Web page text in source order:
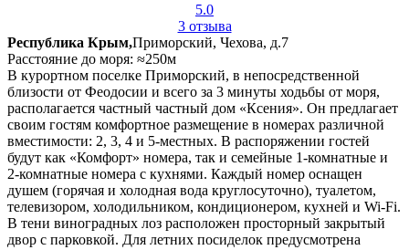
5.0
3 отзыва
Республика Крым,Приморский, Чехова, д.7
Расстояние до моря: ≈250м
В курортном поселке Приморский, в непосредственной
близости от Феодосии и всего за 3 минуты ходьбы от моря,
располагается частный частный дом «Ксения». Он предлагает
своим гостям комфортное размещение в номерах различной
вместимости: 2, 3, 4 и 5-местных. В распоряжении гостей
будут как «Комфорт» номера, так и семейные 1-комнатные и
2-комнатные номера с кухнями. Каждый номер оснащен
душем (горячая и холодная вода круглосуточно), туалетом,
телевизором, холодильником, кондиционером, кухней и Wi-Fi.
В тени виноградных лоз расположен просторный закрытый
двор с парковкой. Для летних посиделок предусмотрена